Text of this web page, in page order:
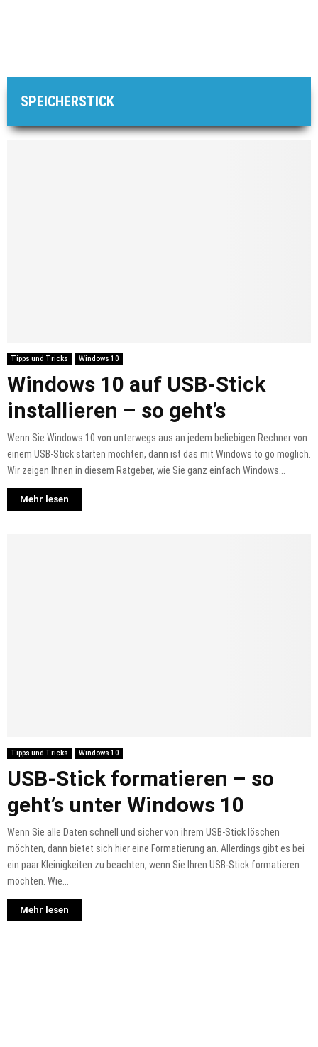
SPEICHERSTICK
Tipps und Tricks Windows 10
Windows 10 auf USB-Stick
installieren – so geht’s
Wenn Sie Windows 10 von unterwegs aus an jedem beliebigen Rechner von
einem USB-Stick starten möchten, dann ist das mit Windows to go möglich.
Wir zeigen Ihnen in diesem Ratgeber, wie Sie ganz einfach Windows...
Mehr lesen
Tipps und Tricks Windows 10
USB-Stick formatieren – so
geht’s unter Windows 10
Wenn Sie alle Daten schnell und sicher von ihrem USB-Stick löschen
möchten, dann bietet sich hier eine Formatierung an. Allerdings gibt es bei
ein paar Kleinigkeiten zu beachten, wenn Sie Ihren USB-Stick formatieren
möchten. Wie...
Mehr lesen